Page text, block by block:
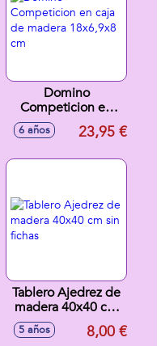
Domino
Competicion en
caja de madera
18x6,9x8 cm
6 años 23,95 €
Tablero Ajedrez de
madera 40x40 cm
sin fichas
5 años 8,00 €